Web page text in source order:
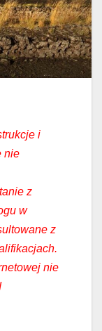
i
nie
z
w
z
nie